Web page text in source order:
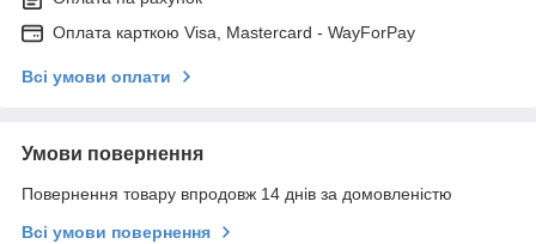
Оплата карткою Visa, Mastercard - WayForPay
Всі умови оплати
Умови повернення
Повернення товару впродовж 14 днів за домовленістю
Всі умови повернення